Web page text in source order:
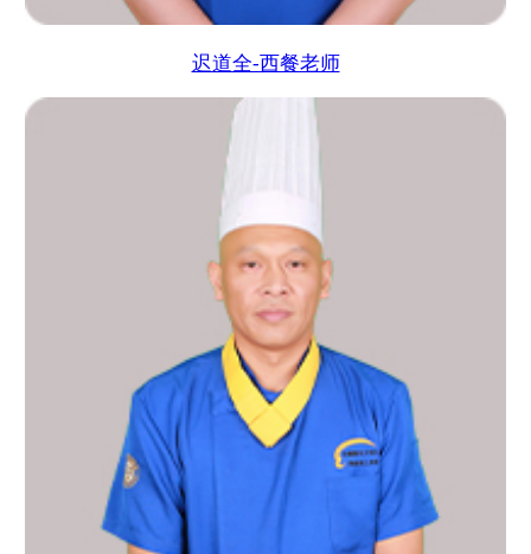
迟道全-西餐老师